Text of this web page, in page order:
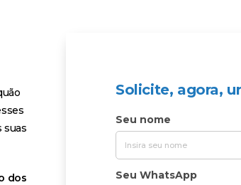
dos
Solicite, agora,
Seu nome
Seu WhatsApp